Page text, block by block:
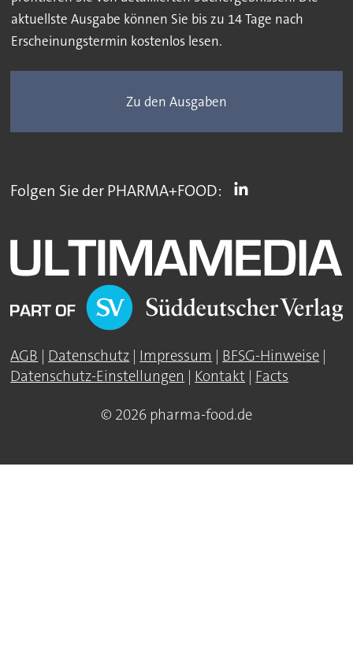
aktuellste Ausgabe können Sie bis zu 14 Tage nach
Erscheinungstermin kostenlos lesen.
Zu den Ausgaben
Folgen Sie der PHARMA+FOOD:
AGB | Datenschutz | Impressum | BFSG-Hinweise |
Datenschutz-Einstellungen | Kontakt | Facts
© 2026 pharma-food.de